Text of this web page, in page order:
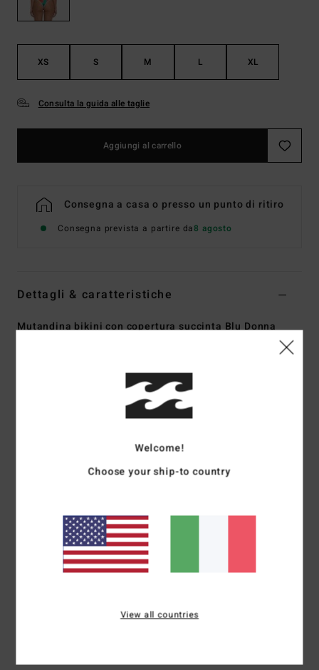
XS S M L XL
Consulta la guida alle taglie
Aggiungi al carrello
Consegna a casa o presso un punto di ritiro
Consegna prevista a partire da8 agosto
Dettagli & caratteristiche
Mutandina bikini con copertura succinta Blu Donna
recycled Peach
gamba molto alta
Composizione[Tessuto principale] 78% nylon riciclato,
22% elastan
Welcome!
Choose your ship-to country
View all countries